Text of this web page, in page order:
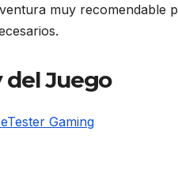
muy recomendable
del Juego
Gaming